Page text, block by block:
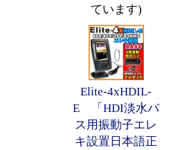
ています)
Elite-4xHDIL-
E 「HDI淡水バ
ス用振動子エレ
キ設置日本語正